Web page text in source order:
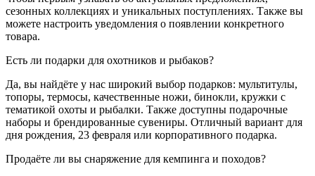
сезонных коллекциях и уникальных поступлениях. Также вы
можете настроить уведомления о появлении конкретного
товара.
Есть ли подарки для охотников и рыбаков?
Да, вы найдёте у нас широкий выбор подарков: мультитулы,
топоры, термосы, качественные ножи, бинокли, кружки с
тематикой охоты и рыбалки. Также доступны подарочные
наборы и брендированные сувениры. Отличный вариант для
дня рождения, 23 февраля или корпоративного подарка.
Продаёте ли вы снаряжение для кемпинга и походов?